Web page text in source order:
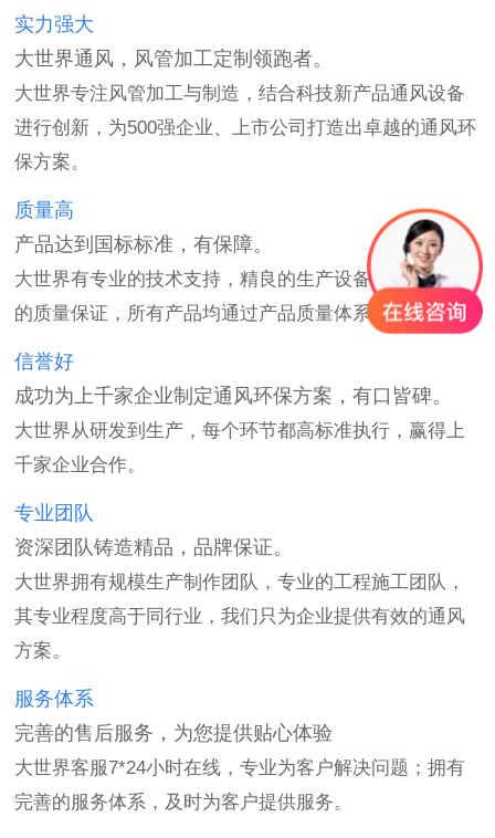
实力强大
大世界通风，风管加工定制领跑者。
大世界专注风管加工与制造，结合科技新产品通风设备
进行创新，为500强企业、上市公司打造出卓越的通风环
保方案。
质量高
产品达到国标标准，有保障。
大世界有专业的技术支持，精良的生产设备，都是产品
的质量保证，所有产品均通过产品质量体系认证。
信誉好
成功为上千家企业制定通风环保方案，有口皆碑。
大世界从研发到生产，每个环节都高标准执行，赢得上
千家企业合作。
专业团队
资深团队铸造精品，品牌保证。
大世界拥有规模生产制作团队，专业的工程施工团队，
其专业程度高于同行业，我们只为企业提供有效的通风
方案。
服务体系
完善的售后服务，为您提供贴心体验
大世界客服7*24小时在线，专业为客户解决问题；拥有
完善的服务体系，及时为客户提供服务。